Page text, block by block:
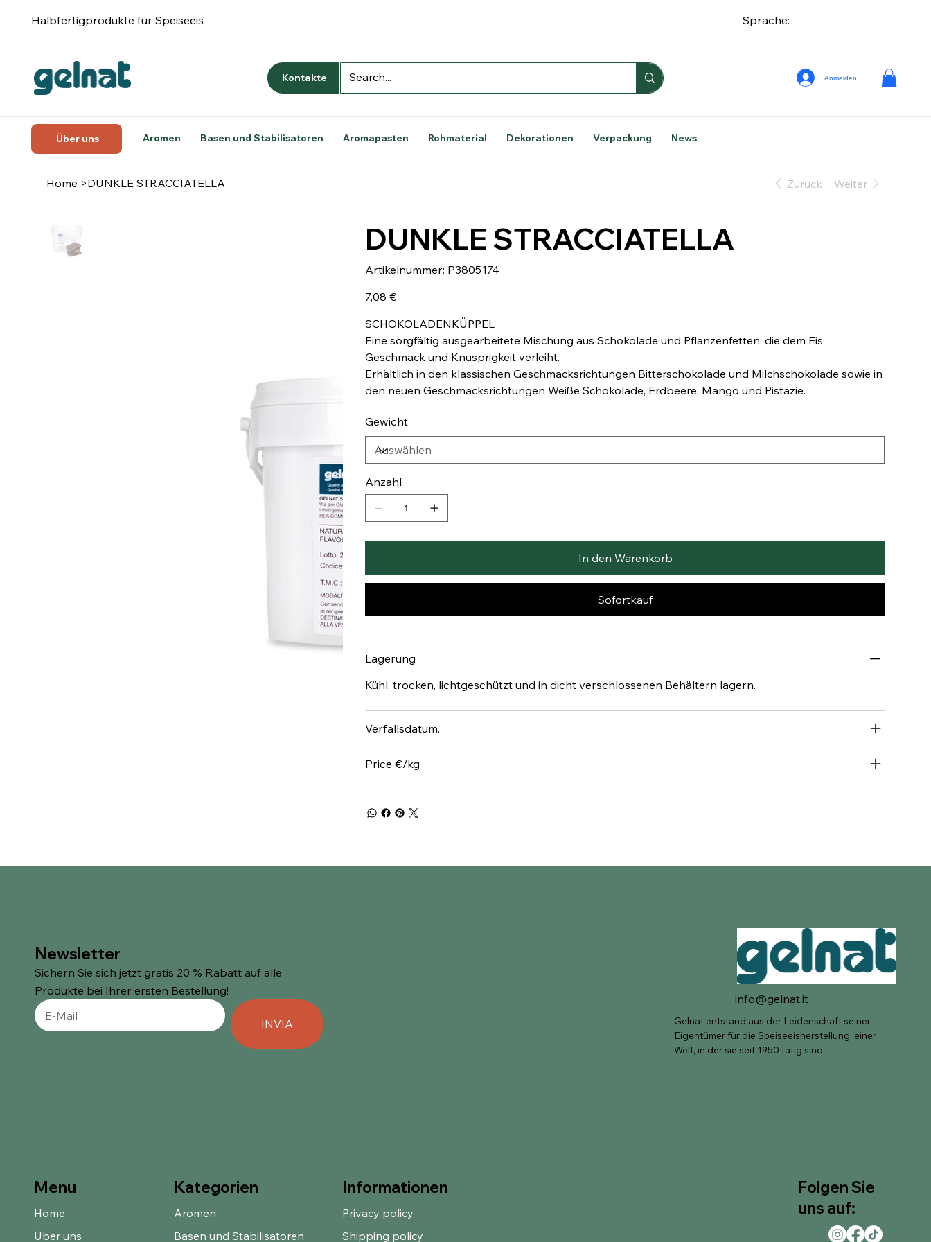
Sprache:
Halbfertigprodukte für Speiseeis
Anmelden
Kontakte
Über uns Aromen Basen und Stabilisatoren Aromapasten Rohmaterial Dekorationen Verpackung News
Home >DUNKLE STRACCIATELLA Zurück Weiter
DUNKLE STRACCIATELLA
Artikelnummer: Artikelnummer:
P3805174
P3805174
7,08 €
SCHOKOLADENKÜPPEL
Eine sorgfältig ausgearbeitete Mischung aus Schokolade und Pflanzenfetten, die dem Eis
Geschmack und Knusprigkeit verleiht.
Erhältlich in den klassischen Geschmacksrichtungen Bitterschokolade und Milchschokolade sowie in
den neuen Geschmacksrichtungen Weiße Schokolade, Erdbeere, Mango und Pistazie.
Gewicht
Anzahl
In den Warenkorb
Sofortkauf
Lagerung
Kühl, trocken, lichtgeschützt und in dicht verschlossenen Behältern lagern.
Verfallsdatum.
Price €/kg
Newsletter
Sichern Sie sich jetzt gratis 20 % Rabatt auf alle
Produkte bei Ihrer ersten Bestellung!
INVIA
info@gelnat.it
Gelnat entstand aus der Leidenschaft seiner
Eigentümer für die Speiseeisherstellung, einer
Welt, in der sie seit 1950 tätig sind.
Informationen
Privacy policy
Shipping policy
Kategorien
Aromen
Basen und Stabilisatoren
Menu
Home
Über uns
Folgen Sie
uns auf: